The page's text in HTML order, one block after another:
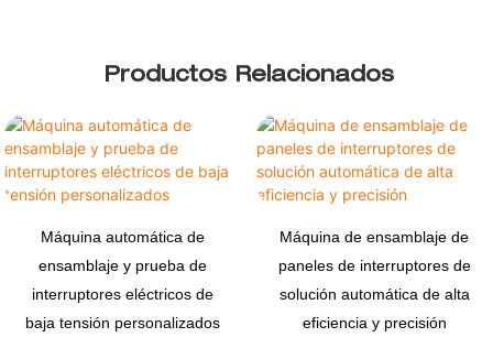
Productos Relacionados
Máquina automática de
ensamblaje y prueba de
interruptores eléctricos de
baja tensión personalizados
Máquina de ensamblaje de
paneles de interruptores de
solución automática de alta
eficiencia y precisión